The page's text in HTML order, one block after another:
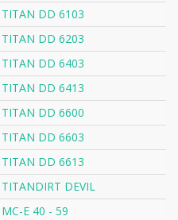
TITAN DD 6103
TITAN DD 6203
TITAN DD 6403
TITAN DD 6413
TITAN DD 6600
TITAN DD 6603
TITAN DD 6613
TITANDIRT DEVIL
MC-E 40 - 59